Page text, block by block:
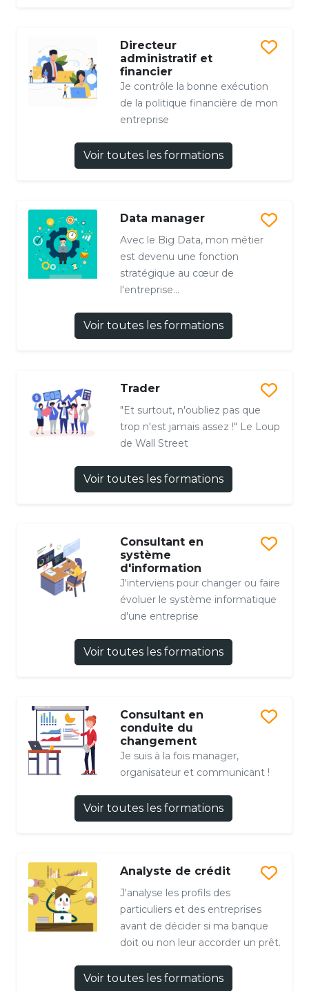
Directeur
administratif et
financier
Je contrôle la bonne exécution
de la politique financière de mon
entreprise
Voir toutes les formations
Data manager
Avec le Big Data, mon métier
est devenu une fonction
stratégique au cœur de
l'entreprise...
Voir toutes les formations
Trader
"Et surtout, n'oubliez pas que
trop n'est jamais assez !" Le Loup
de Wall Street
Voir toutes les formations
Consultant en
système
d'information
J'interviens pour changer ou faire
évoluer le système informatique
d'une entreprise
Voir toutes les formations
Consultant en
conduite du
changement
Je suis à la fois manager,
organisateur et communicant !
Voir toutes les formations
Analyste de crédit
J'analyse les profils des
particuliers et des entreprises
avant de décider si ma banque
doit ou non leur accorder un prêt.
Voir toutes les formations